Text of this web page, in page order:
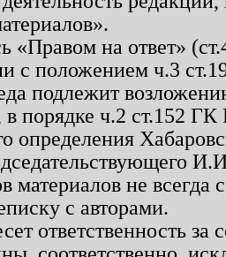
«Правом на ответ»
с положением ч.3
подлежит
порядке ч.2 ст.152
определения
материалов не
с авторами.
ответственность